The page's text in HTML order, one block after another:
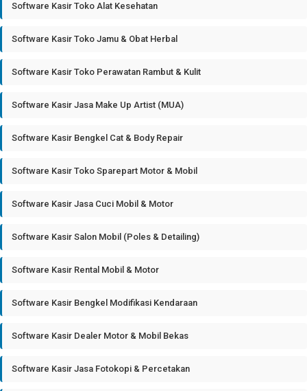
Software Kasir Toko Alat Kesehatan
Software Kasir Toko Jamu & Obat Herbal
Software Kasir Toko Perawatan Rambut & Kulit
Software Kasir Jasa Make Up Artist (MUA)
Software Kasir Bengkel Cat & Body Repair
Software Kasir Toko Sparepart Motor & Mobil
Software Kasir Jasa Cuci Mobil & Motor
Software Kasir Salon Mobil (Poles & Detailing)
Software Kasir Rental Mobil & Motor
Software Kasir Bengkel Modifikasi Kendaraan
Software Kasir Dealer Motor & Mobil Bekas
Software Kasir Jasa Fotokopi & Percetakan